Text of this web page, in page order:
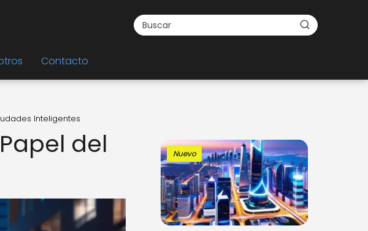
Contacto
Inteligentes
del
Nuevo